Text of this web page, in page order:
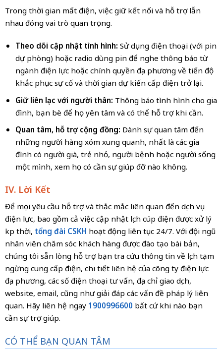
Trong thời gian mất điện, việc giữ kết nối và hỗ trợ lẫn
nhau đóng vai trò quan trọng.
Theo dõi cập nhật tình hình: Sử dụng điện thoại (với pin
dự phòng) hoặc radio dùng pin để nghe thông báo từ
ngành điện lực hoặc chính quyền địa phương về tiến độ
khắc phục sự cố và thời gian dự kiến cấp điện trở lại.
Giữ liên lạc với người thân: Thông báo tình hình cho gia
đình, bạn bè để họ yên tâm và có thể hỗ trợ khi cần.
Quan tâm, hỗ trợ cộng đồng: Dành sự quan tâm đến
những người hàng xóm xung quanh, nhất là các gia
đình có người già, trẻ nhỏ, người bệnh hoặc người sống
một mình, xem họ có cần sự giúp đỡ nào không.
IV. Lời Kết
Để mọi yêu cầu hỗ trợ và thắc mắc liên quan đến dịch vụ
điện lực, bao gồm cả việc cập nhật lịch cúp điện được xử lý
kịp thời, tổng đài CSKH hoạt động liên tục 24/7. Với đội ngũ
nhân viên chăm sóc khách hàng được đào tạo bài bản,
chúng tôi sẵn lòng hỗ trợ bạn tra cứu thông tin về lịch tạm
ngừng cung cấp điện, chi tiết liên hệ của công ty điện lực
địa phương, các số điện thoại tư vấn, địa chỉ giao dịch,
website, email, cũng như giải đáp các vấn đề pháp lý liên
quan. Hãy liên hệ ngay 1900996600 bất cứ khi nào bạn
cần sự trợ giúp.
CÓ THỂ BẠN QUAN TÂM